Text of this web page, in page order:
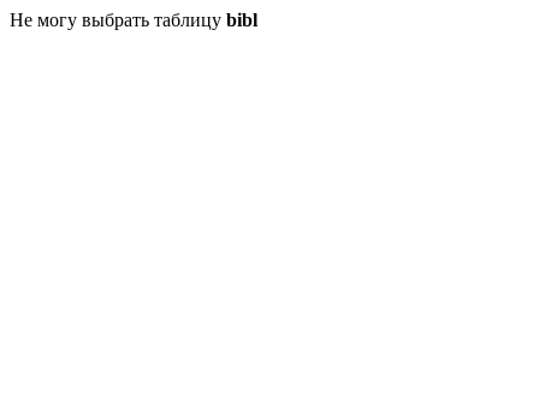
Не могу выбрать таблицу bibl